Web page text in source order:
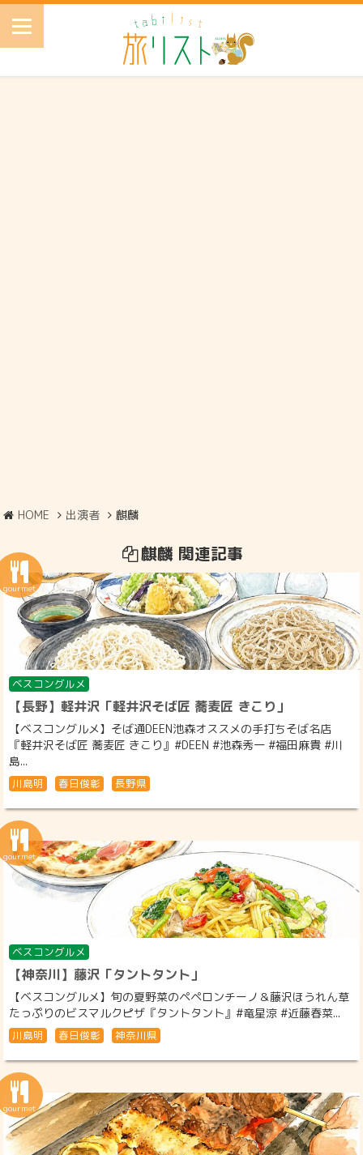
HOME 出演者 麒麟
麒麟 関連記事
ベスコングルメ
【長野】軽井沢「軽井沢そば匠 蕎麦匠 きこり」
【ベスコングルメ】そば通DEEN池森オススメの手打ちそば名店
『軽井沢そば匠 蕎麦匠 きこり』#DEEN #池森秀一 #福田麻貴 #川
島...
川島明 春日俊彰 長野県
ベスコングルメ
【神奈川】藤沢「タントタント」
【ベスコングルメ】旬の夏野菜のペペロンチーノ＆藤沢ほうれん草
たっぷりのビスマルクピザ『タントタント』#竜星涼 #近藤春菜...
川島明 春日俊彰 神奈川県